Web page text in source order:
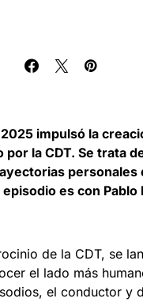
impulsó la
la CDT. Se trata
personales
es con Pablo
de la CDT, se
el lado más
el conductor y